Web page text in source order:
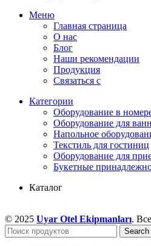
Меню
Главная страница
О нас
Блог
Наши рекомендации
Продукция
Связаться с
Категории
Оборудование в
Оборудование для
Напольное
Текстиль для гостиниц
Оборудование для
Букетные
Каталог
© 2025 Uyar Otel Ekipmanları.
Search